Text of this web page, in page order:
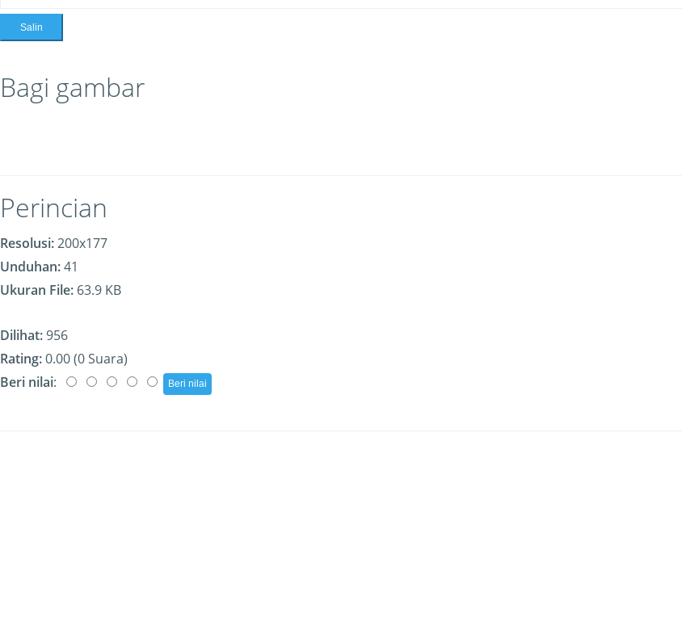
Salin
Bagi gambar
Perincian
Resolusi:200x177
Unduhan:41
Ukuran File: 63.9 KB
Dilihat:956
Rating:0.00 (0 Suara)
Beri nilai: